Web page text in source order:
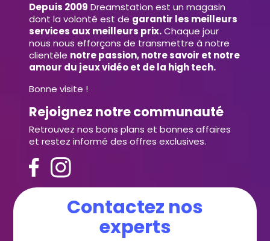
Depuis 2009 Dreamstation est un magasin
dont la volonté est de garantir les meilleurs
services aux meilleurs prix.Chaque jour
nous nous efforçons de transmettre à notre
clientèle notre passion, notre savoir et notre
amour du jeux vidéo et de la high tech.
Bonne visite !
Rejoignez notre communauté
Retrouvez nos bons plans et bonnes affaires
et restez informé des offres exclusives.
Contactez nos
experts